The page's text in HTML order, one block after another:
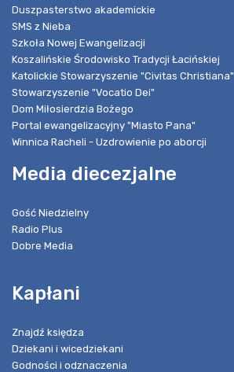
Duszpasterstwo akademickie
SMS z Nieba
Szkoła Nowej Ewangelizacji
Koszalińskie Środowisko Tradycji Łacińskiej
Katolickie Stowarzyszenie "Civitas Christiana"
Stowarzyszenie "Vocatio Dei"
Dom Miłosierdzia Bożego
Portal ewangelizacyjny "Miasto Pana"
Winnica Racheli - Uzdrowienie po aborcji
Media diecezjalne
Gość Niedzielny
Radio Plus
Dobre Media
Kapłani
Znajdź księdza
Dziekani i wicedziekani
Godności i odznaczenia